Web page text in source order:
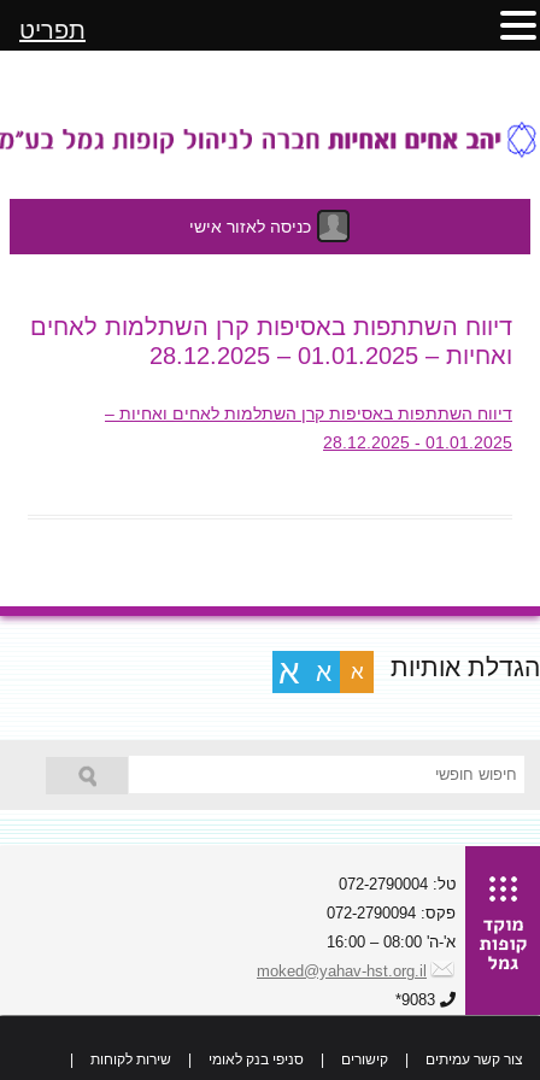
כניסה לאזור אישי
לתוכן
דיווח השתתפות באסיפות קרן השתלמות לאחים
ואחיות – 01.01.2025 – 28.12.2025
דיווח השתתפות באסיפות קרן השתלמות לאחים ואחיות –
01.01.2025 - 28.12.2025
הגדלת אותיות א א א
טל: 072-2790004
פקס: 072-2790094
א'-ה' 08:00 – 16:00
moked@yahav-hst.org.il
9083*
צור קשר עמיתים קישורים סניפי בנק לאומי שירות לקוחות
תפריט